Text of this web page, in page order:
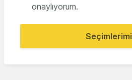
onaylıyorum.